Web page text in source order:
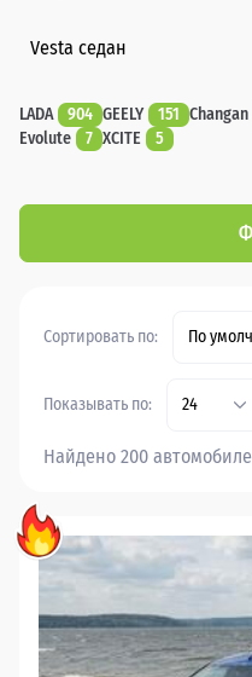
Vesta седан
LADA 904 GEELY 151 Changan
Evolute
7 XCITE 5
Сортировать по: По
Показывать по: 24
Найдено 200